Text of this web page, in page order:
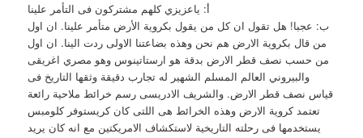
أ: ياعزيزي كلهم مشتركون فى التأمر علينا
ب: عجبا! هل تقول ان كل من يقول بكروية الأرض متأمر علينا. ان اول
من قال بكروية الارض هم نحن وهذه بضاعتنا الاولى ردت الينا. ان اول
من حسب نصف قطر الارض بدقة هو ارستاتينوس وهو مصري اغريقى
والبيروني العالم المسلم الشهير له تجارب دقيقة وثقها التاريخ فى
قياس نصف قطر الارض. والشريف الادريسى رسم خرائط ملاحية رائعة
تعتمد كروية الارض وهذه الخرائط هى اللتى كان كريستوفر كلومبس
يستخدمها فى رحلته التاريخية لاستكشاف الامريكتين مع انه كان يريد